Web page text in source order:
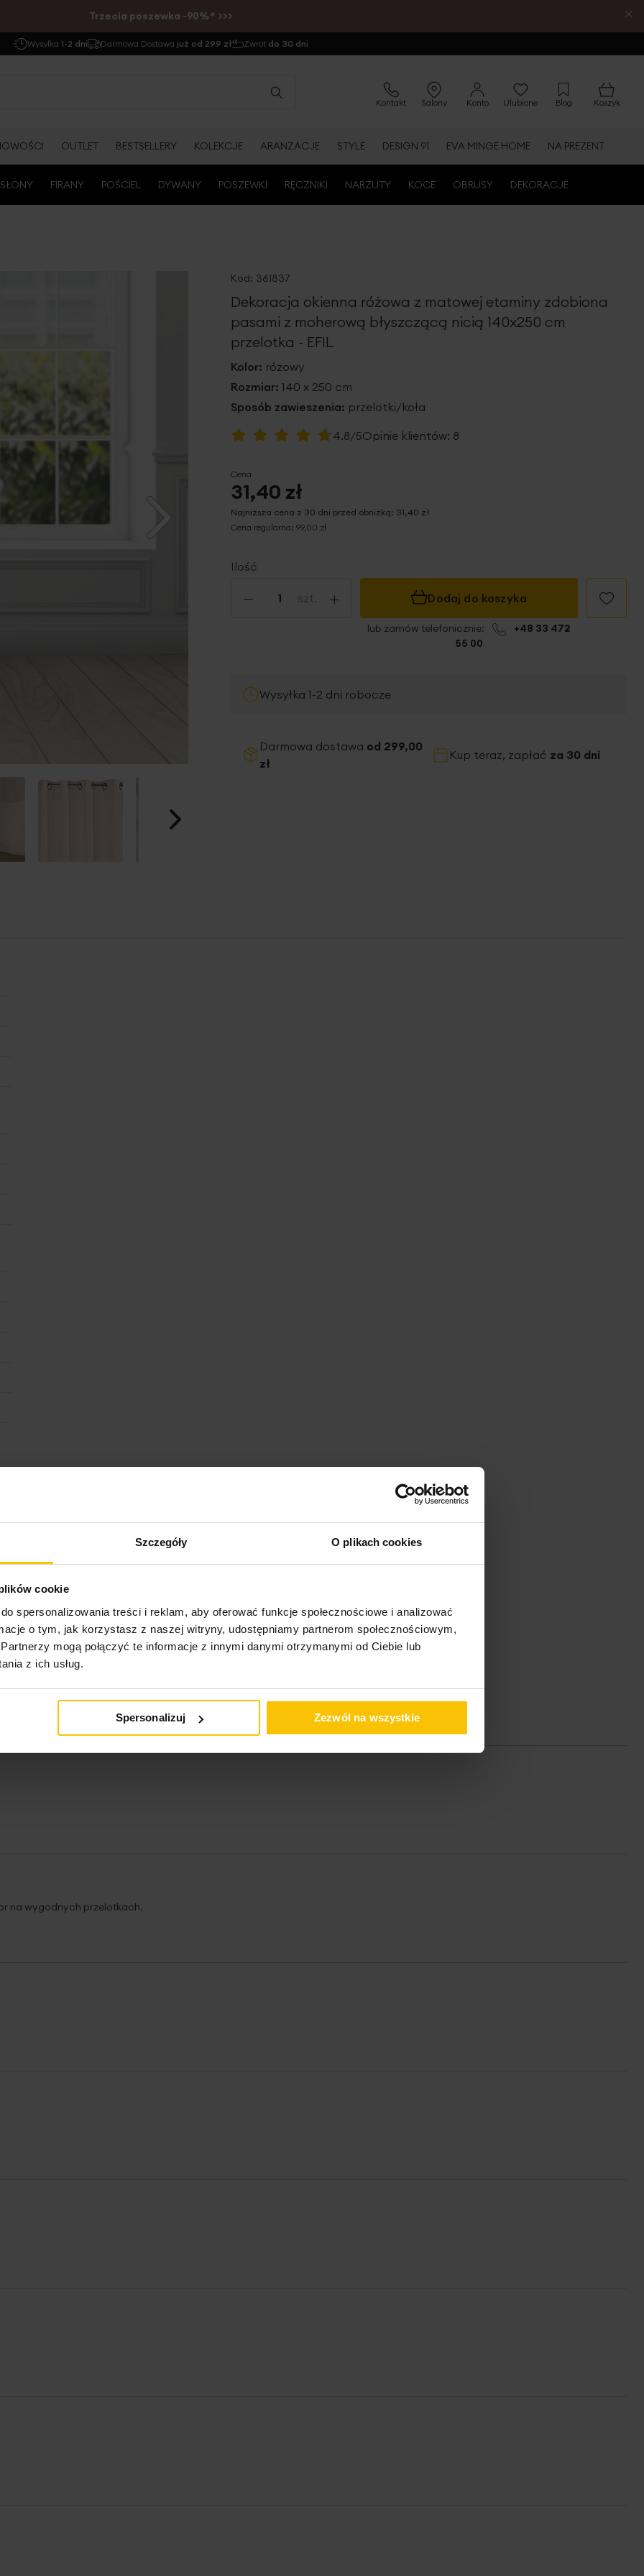
Szczegóły O plikach cookies
cookie
spersonalizowania treści i reklam, aby oferować funkcje społecznościowe i analizować
o tym, jak korzystasz z naszej witryny, udostępniamy partnerom społecznościowym,
mogą połączyć te informacje z innymi danymi otrzymanymi od Ciebie lub
z ich usług.
Spersonalizuj Zezwól na wszystkie
Trzecia poszewka -90%* >>> ×
Wysyłka 1-2 dni Darmowa Dostawa już od 299 zł Zwrot do 30 dni
Kontakt Salony Konto Ulubione Blog Koszyk
OUTLET BESTSELLERY KOLEKCJE ARANŻACJE STYLE DESIGN 91 EVA MINGE HOME NA PREZENT
FIRANY POŚCIEL DYWANY POSZEWKI RĘCZNIKI NARZUTY KOCE OBRUSY DEKORACJE
Kod: 361837
Dekoracja okienna różowa z matowej etaminy zdobiona
pasami z moherową błyszczącą nicią 140x250 cm
przelotka - EFIL
Kolor: różowy
Rozmiar: 140 x 250 cm
Sposób zawieszenia: przelotki/koła
Ocena:
4.8/5Opinie klientów: 8
Ilość
- szt. +
Cena
31,40 zł
Najniższa cena z 30 dni przed obniżką: 31,40 zł
Cena regularna: 99,00 zł
Dodaj do koszyka
lub zamów telefonicznie:
+48 33 472
55 00
Wysyłka 1-2 dni robocze
Darmowa dostawa od 299,00
zł
Kup teraz, zapłać za 30 dni
Opinie o produkcie
na wygodnych przelotkach.